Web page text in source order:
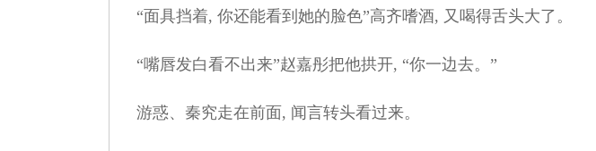
“面具挡着, 你还能看到她的脸色”高齐嗜酒, 又喝得舌头大了。
“嘴唇发白看不出来”赵嘉彤把他拱开, “你一边去。”
游惑、秦究走在前面, 闻言转头看过来。